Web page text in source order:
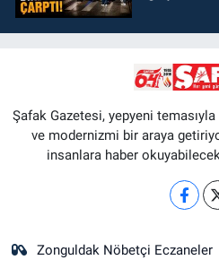
Şafak Gazetesi, yepyeni
ve modernizmi bir araya
insanlara haber
Zonguldak Nöbetçi Eczaneler